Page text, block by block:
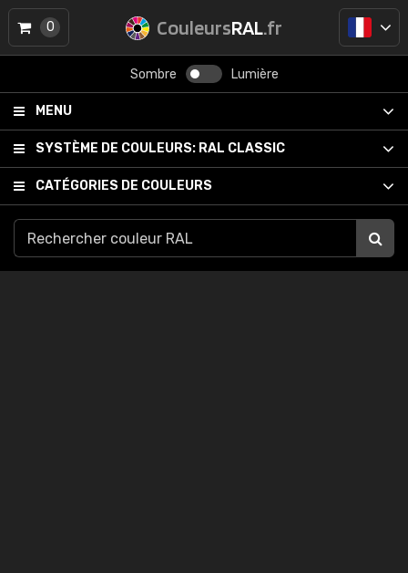
CouleursRAL.fr
Sombre Lumière
MENU
SYSTÈME DE COULEURS: RAL CLASSIC
CATÉGORIES DE COULEURS
0